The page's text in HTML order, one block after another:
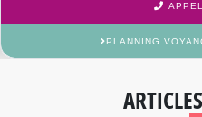
PLANNING